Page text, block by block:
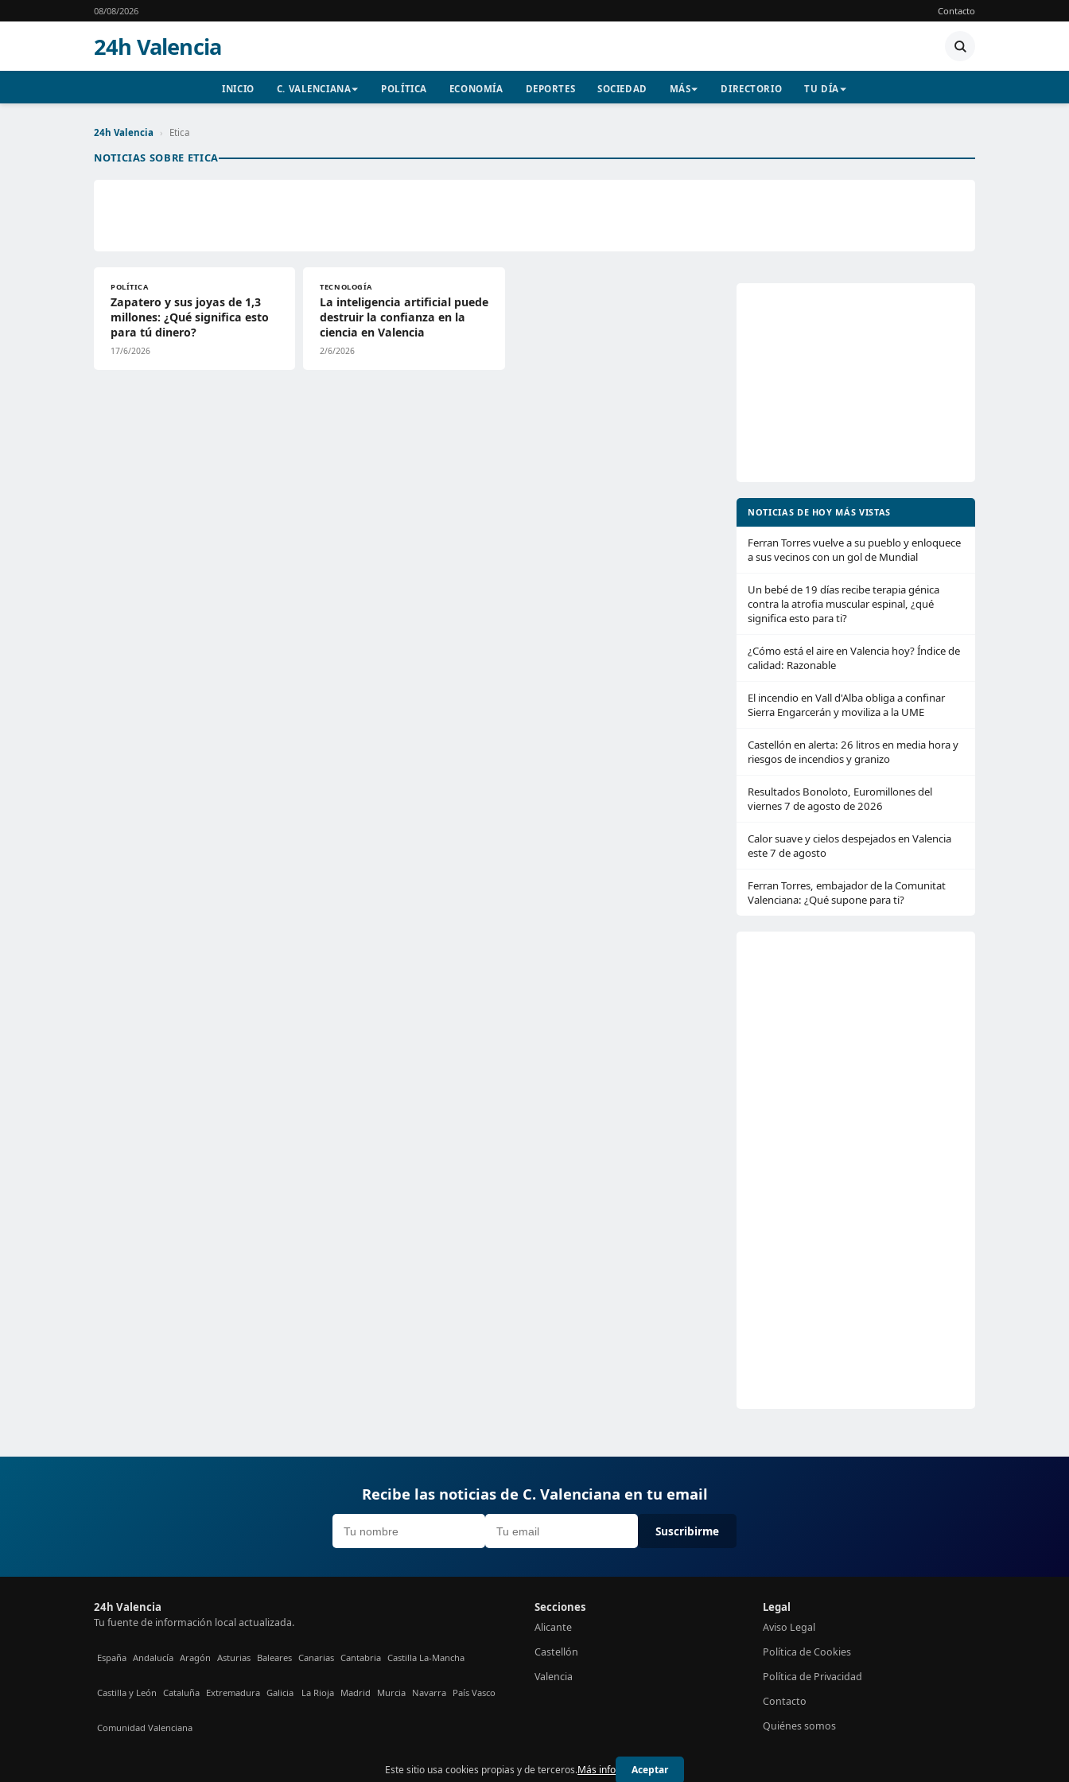
08/08/2026 Contacto
24h Valencia
INICIO C. VALENCIANA POLÍTICA ECONOMÍA DEPORTES SOCIEDAD MÁS DIRECTORIO TU DÍA
24h Valencia › Etica
NOTICIAS SOBRE ETICA
POLÍTICA
Zapatero y sus joyas de 1,3
millones: ¿Qué significa esto
para tú dinero?
17/6/2026
TECNOLOGÍA
La inteligencia artificial puede
destruir la confianza en la
ciencia en Valencia
2/6/2026
NOTICIAS DE HOY MÁS VISTAS
Ferran Torres vuelve a su pueblo y enloquece
a sus vecinos con un gol de Mundial
Un bebé de 19 días recibe terapia génica
contra la atrofia muscular espinal, ¿qué
significa esto para ti?
¿Cómo está el aire en Valencia hoy? Índice de
calidad: Razonable
El incendio en Vall d'Alba obliga a confinar
Sierra Engarcerán y moviliza a la UME
Castellón en alerta: 26 litros en media hora y
riesgos de incendios y granizo
Resultados Bonoloto, Euromillones del
viernes 7 de agosto de 2026
Calor suave y cielos despejados en Valencia
este 7 de agosto
Ferran Torres, embajador de la Comunitat
Valenciana: ¿Qué supone para ti?
Recibe las noticias de C. Valenciana en tu email
Suscribirme
24h Valencia
Tu fuente de información local actualizada.
España Andalucía Aragón Asturias Baleares Canarias Cantabria Castilla La-Mancha
Castilla y León Cataluña Extremadura Galicia La Rioja Madrid Murcia Navarra País Vasco
Comunidad Valenciana
Secciones
Alicante
Castellón
Valencia
Legal
Aviso Legal
Política de Cookies
Política de Privacidad
Contacto
Quiénes somos
© 2026 24h Valencia
Este sitio usa cookies propias y de terceros.Más info Aceptar